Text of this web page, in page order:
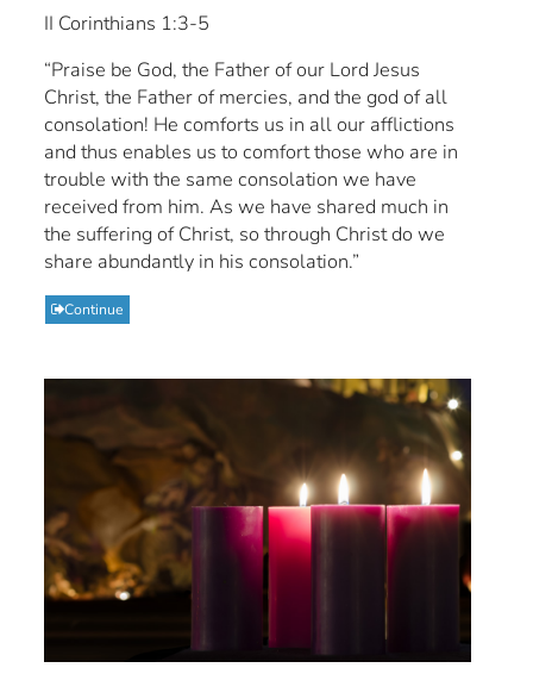
II Corinthians 1:3-5
“Praise be God, the Father of our Lord Jesus
Christ, the Father of mercies, and the god of all
consolation! He comforts us in all our afflictions
and thus enables us to comfort those who are in
trouble with the same consolation we have
received from him. As we have shared much in
the suffering of Christ, so through Christ do we
share abundantly in his consolation.”
Continue